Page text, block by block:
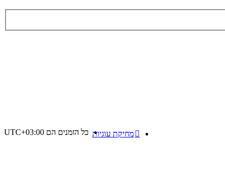
כל הזמנים הם UTC+03:00 מחיקת עוגיות